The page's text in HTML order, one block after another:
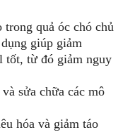
trong quả óc chó chủ
giúp giảm
tốt, từ đó giảm nguy
sửa chữa các mô
hóa và giảm táo